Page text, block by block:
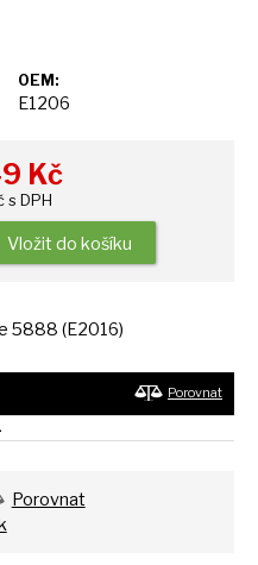
OEM:
E1206
Kč
s DPH
Vložit do košíku
5888 (E2016)
Porovnat
Porovnat